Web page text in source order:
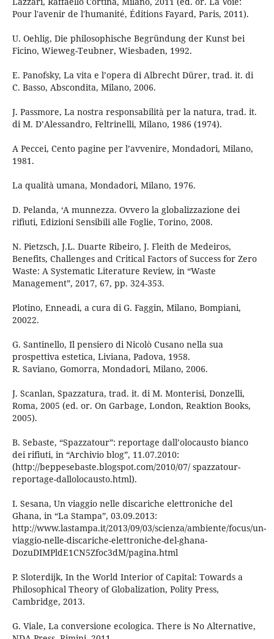
Pour l'avenir de l'humanité, Éditions Fayard, Paris, 2011).
U. Oehlig, Die philosophische Begründung der Kunst bei
Ficino, Wieweg-Teubner, Wiesbaden, 1992.
E. Panofsky, La vita e l’opera di Albrecht Dürer, trad. it. di
C. Basso, Abscondita, Milano, 2006.
J. Passmore, La nostra responsabilità per la natura, trad. it.
di M. D’Alessandro, Feltrinelli, Milano, 1986 (1974).
A Peccei, Cento pagine per l’avvenire, Mondadori, Milano,
1981.
La qualità umana, Mondadori, Milano, 1976.
D. Pelanda, ‘A munnezza. Ovvero la globalizzazione dei
rifiuti, Edizioni Sensibili alle Foglie, Torino, 2008.
N. Pietzsch, J.L. Duarte Ribeiro, J. Fleith de Medeiros,
Benefits, Challenges and Critical Factors of Success for Zero
Waste: A Systematic Literature Review, in “Waste
Management”, 2017, 67, pp. 324-353.
Plotino, Enneadi, a cura di G. Faggin, Milano, Bompiani,
20022.
G. Santinello, Il pensiero di Nicolò Cusano nella sua
prospettiva estetica, Liviana, Padova, 1958.
R. Saviano, Gomorra, Mondadori, Milano, 2006.
J. Scanlan, Spazzatura, trad. it. di M. Monterisi, Donzelli,
Roma, 2005 (ed. or. On Garbage, London, Reaktion Books,
2005).
B. Sebaste, “Spazzatour”: reportage dall’olocausto bianco
dei rifiuti, in “Archivio blog”, 11.07.2010:
(http://beppesebaste.blogspot.com/2010/07/ spazzatour-
reportage-dallolocausto.html).
I. Sesana, Un viaggio nelle discariche elettroniche del
Ghana, in “La Stampa”, 03.09.2013:
http://www.lastampa.it/2013/09/03/scienza/ambiente/focus/un-
viaggio-nelle-discariche-elettroniche-del-ghana-
DozuDIMPldE1CN5Zfoc3dM/pagina.html
P. Sloterdijk, In the World Interior of Capital: Towards a
Philosophical Theory of Globalization, Polity Press,
Cambridge, 2013.
G. Viale, La conversione ecologica. There is No Alternative,